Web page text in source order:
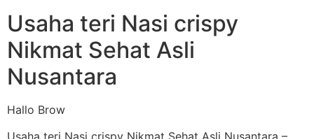
Usaha teri Nasi crispy
Nikmat Sehat Asli
Nusantara
Hallo Brow